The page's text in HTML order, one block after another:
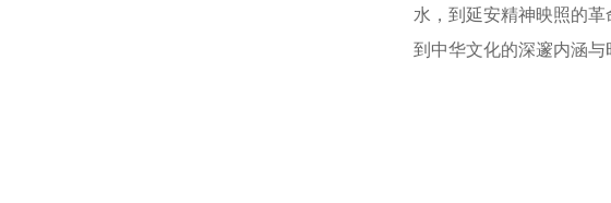
水，到延安精神映照的
到中华文化的深邃内涵与